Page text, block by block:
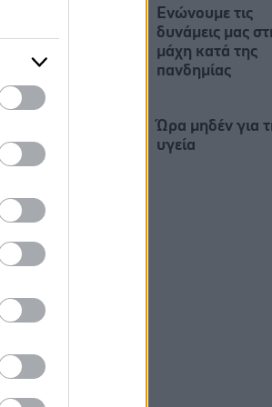
Ενώνουμε τις
δυνάμεις μας
μάχη κατά της
πανδημίας
Ώρα μηδέν για
υγεία